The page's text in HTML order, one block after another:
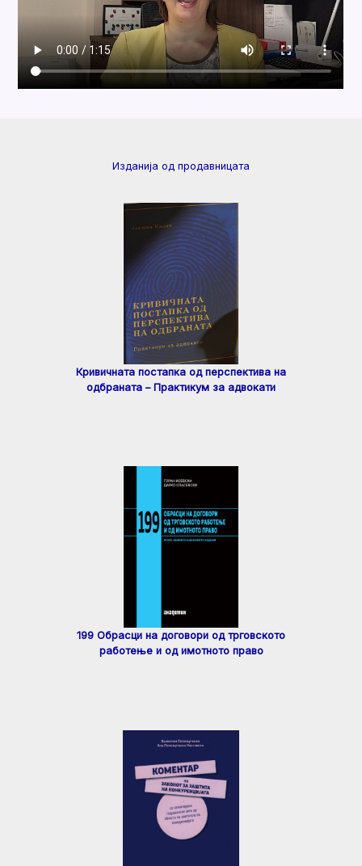
Изданија од продавницата
Кривичната постапка од перспектива на
одбраната – Практикум за адвокати
199 Обрасци на договори од трговското
работење и од имотното право